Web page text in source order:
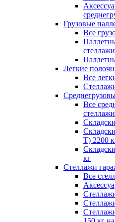
Грузовые
Все
стеллажи
Легкие
Все
Все
стеллажи
Т) 2200
кг
Стеллажи
Все